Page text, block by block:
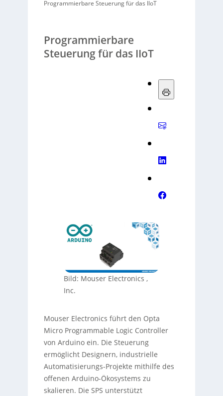
Programmierbare Steuerung für das IIoT
Programmierbare
Steuerung für das IIoT
Bild: Mouser Electronics ,
Inc.
Mouser Electronics führt den Opta
Micro Programmable Logic Controller
von Arduino ein. Die Steuerung
ermöglicht Designern, industrielle
Automatisierungs-Projekte mithilfe des
offenen Arduino-Ökosystems zu
skalieren. Die SPS unterstützt